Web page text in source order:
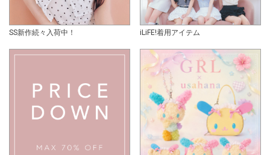
SS新作続々入荷中！ iLiFE!着用アイテム